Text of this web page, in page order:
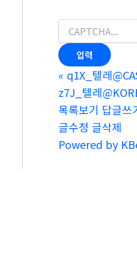
« q1X_텔레
z7J_텔레
목록보기 답글쓰
글수정 글삭제
Powered by